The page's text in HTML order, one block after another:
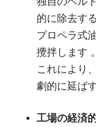
的に除去す
プロペラ式
攪拌します 。
これにより
劇的に延ば
工場の経済